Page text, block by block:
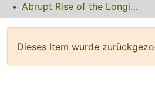
Statistiken
Abrupt Rise of the Longitudinal Recoil Ion Momentum Distribution for Ionizing Collisions
Dieses Item wurde